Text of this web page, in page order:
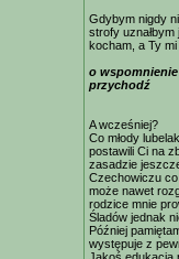
Gdybym nigdy
strofy
kocham, a Ty mi
o
przychodź
A wcześniej?
Co młody
postawili Ci na
zasadzie
Czechowiczu
może nawet
rodzice mnie
Śladów jednak
Później
występuje z